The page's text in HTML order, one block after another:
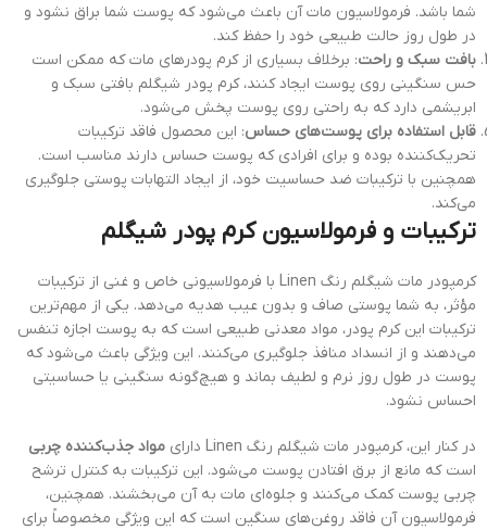
شما باشد. فرمولاسیون مات آن باعث می‌شود که پوست شما براق نشود و
در طول روز حالت طبیعی خود را حفظ کند.
بافت سبک و راحت: برخلاف بسیاری از کرم پودرهای مات که ممکن است
حس سنگینی روی پوست ایجاد کنند، کرم پودر شیگلم بافتی سبک و
ابریشمی دارد که به راحتی روی پوست پخش می‌شود.
قابل استفاده برای پوست‌های حساس: این محصول فاقد ترکیبات
تحریک‌کننده بوده و برای افرادی که پوست حساس دارند مناسب است.
همچنین با ترکیبات ضد حساسیت خود، از ایجاد التهابات پوستی جلوگیری
می‌کند.
ترکیبات و فرمولاسیون کرم پودر شیگلم
کرمپودر مات شیگلم رنگ Linen با فرمولاسیونی خاص و غنی از ترکیبات
مؤثر، به شما پوستی صاف و بدون عیب هدیه می‌دهد. یکی از مهم‌ترین
ترکیبات این کرم پودر، مواد معدنی طبیعی است که به پوست اجازه تنفس
می‌دهند و از انسداد منافذ جلوگیری می‌کنند. این ویژگی باعث می‌شود که
پوست در طول روز نرم و لطیف بماند و هیچ‌گونه سنگینی یا حساسیتی
احساس نشود.
در کنار این، کرمپودر مات شیگلم رنگ Linen دارای
مواد جذب‌کننده چربی
است که مانع از برق افتادن پوست می‌شود. این ترکیبات به کنترل ترشح
چربی پوست کمک می‌کنند و جلوه‌ای مات به آن می‌بخشند. همچنین،
فرمولاسیون آن فاقد روغن‌های سنگین است که این ویژگی مخصوصاً برای